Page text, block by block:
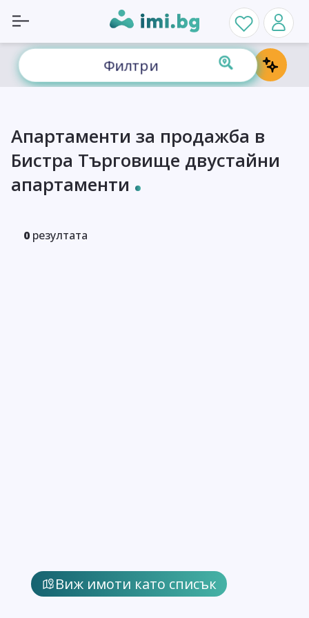
Филтри
Виж имоти като списък
Апартаменти за продажба в
Бистра Търговище двустайни
апартаменти
0 резултата